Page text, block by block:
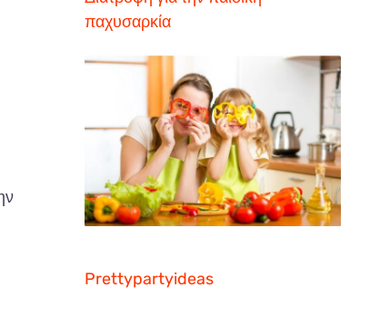
παχυσαρκία
Prettypartyideas